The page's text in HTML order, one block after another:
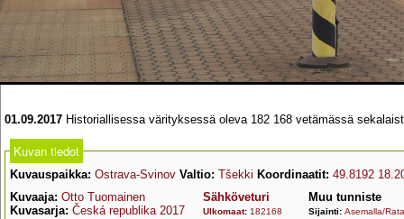
01.09.2017 Historiallisessa värityksessä oleva 182 168 vetämässä
Kuvan tiedot
Kuvauspaikka: Ostrava-Svinov Valtio: Tšekki Koordinaatit: 49.8192
Kuvaaja: Otto Tuomainen
Kuvasarja: Česká republika 2017
Sähköveturi
Ulkomaat: 182168
Muu tunniste
Sijainti: Asemalla/